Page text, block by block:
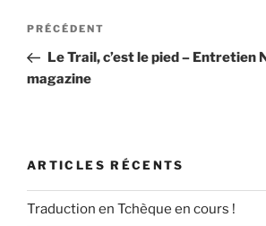
e
b
o
o
d
o
er
Navigation
l’article
Article
précédent
PRÉCÉDENT
Le Trail, c’est le pied – Entretien
magazine
ARTICLES RÉCENTS
Traduction en Tchèque en cours !